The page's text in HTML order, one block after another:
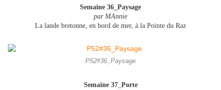
Semaine 36_Paysage
par MAnnie
La lande bretonne, en bord de mer, à la Pointe du Raz
P52#36_Paysage
Semaine 37_ Porte